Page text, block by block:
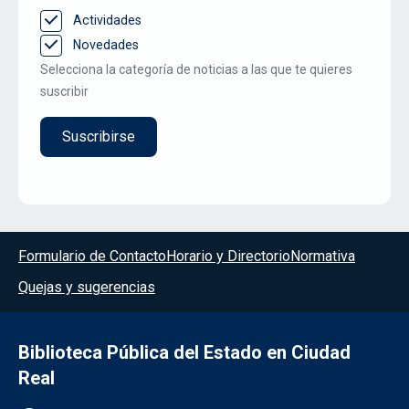
Actividades
Novedades
Selecciona la categoría de noticias a las que te quieres
suscribir
Menú del pie
Formulario de ContactoHorario y DirectorioNormativa
Quejas y sugerencias
Biblioteca Pública del Estado en Ciudad
Real